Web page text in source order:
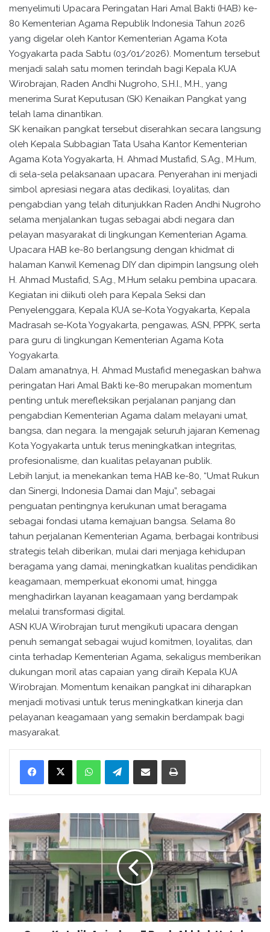
menyelimuti Upacara Peringatan Hari Amal Bakti (HAB) ke-
80 Kementerian Agama Republik Indonesia Tahun 2026
yang digelar oleh Kantor Kementerian Agama Kota
Yogyakarta pada Sabtu (03/01/2026). Momentum tersebut
menjadi salah satu momen terindah bagi Kepala KUA
Wirobrajan, Raden Andhi Nugroho, S.H.I., M.H., yang
menerima Surat Keputusan (SK) Kenaikan Pangkat yang
telah lama dinantikan.
SK kenaikan pangkat tersebut diserahkan secara langsung
oleh Kepala Subbagian Tata Usaha Kantor Kementerian
Agama Kota Yogyakarta, H. Ahmad Mustafid, S.Ag., M.Hum,
di sela-sela pelaksanaan upacara. Penyerahan ini menjadi
simbol apresiasi negara atas dedikasi, loyalitas, dan
pengabdian yang telah ditunjukkan Raden Andhi Nugroho
selama menjalankan tugas sebagai abdi negara dan
pelayan masyarakat di lingkungan Kementerian Agama.
Upacara HAB ke-80 berlangsung dengan khidmat di
halaman Kanwil Kemenag DIY dan dipimpin langsung oleh
H. Ahmad Mustafid, S.Ag., M.Hum selaku pembina upacara.
Kegiatan ini diikuti oleh para Kepala Seksi dan
Penyelenggara, Kepala KUA se-Kota Yogyakarta, Kepala
Madrasah se-Kota Yogyakarta, pengawas, ASN, PPPK, serta
para guru di lingkungan Kementerian Agama Kota
Yogyakarta.
Dalam amanatnya, H. Ahmad Mustafid menegaskan bahwa
peringatan Hari Amal Bakti ke-80 merupakan momentum
penting untuk merefleksikan perjalanan panjang dan
pengabdian Kementerian Agama dalam melayani umat,
bangsa, dan negara. Ia mengajak seluruh jajaran Kemenag
Kota Yogyakarta untuk terus meningkatkan integritas,
profesionalisme, dan kualitas pelayanan publik.
Lebih lanjut, ia menekankan tema HAB ke-80, “Umat Rukun
dan Sinergi, Indonesia Damai dan Maju”, sebagai
penguatan pentingnya kerukunan umat beragama
sebagai fondasi utama kemajuan bangsa. Selama 80
tahun perjalanan Kementerian Agama, berbagai kontribusi
strategis telah diberikan, mulai dari menjaga kehidupan
beragama yang damai, meningkatkan kualitas pendidikan
keagamaan, memperkuat ekonomi umat, hingga
menghadirkan layanan keagamaan yang berdampak
melalui transformasi digital.
ASN KUA Wirobrajan turut mengikuti upacara dengan
penuh semangat sebagai wujud komitmen, loyalitas, dan
cinta terhadap Kementerian Agama, sekaligus memberikan
dukungan moril atas capaian yang diraih Kepala KUA
Wirobrajan. Momentum kenaikan pangkat ini diharapkan
menjadi motivasi untuk terus meningkatkan kinerja dan
pelayanan keagamaan yang semakin berdampak bagi
masyarakat.
WhatsApp Telegram
G
a
r
a
K
l